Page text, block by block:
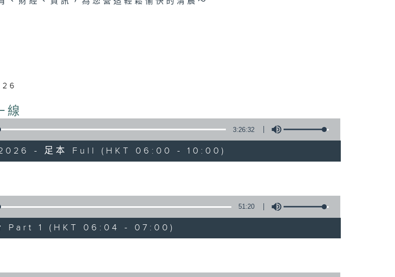
線
3:26:32
- 足本 Full (HKT 06:00 - 10:00)
51:20
Part 1 (HKT 06:04 - 07:00)